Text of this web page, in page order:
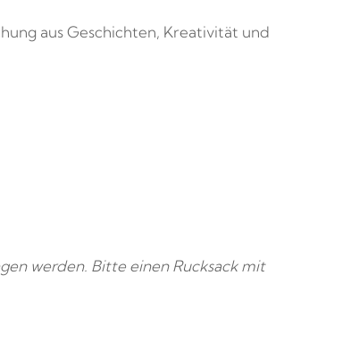
aus Geschichten, Kreativität und
werden. Bitte einen Rucksack mit